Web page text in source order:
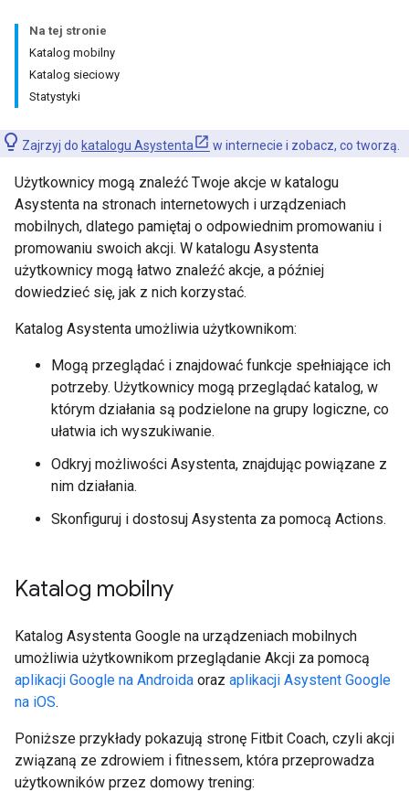
Na tej stronie
Katalog mobilny
Katalog sieciowy
Statystyki
Zajrzyj do katalogu Asystenta w internecie i zobacz, co tworzą.
Użytkownicy mogą znaleźć Twoje akcje w katalogu
Asystenta na stronach internetowych i urządzeniach
mobilnych, dlatego pamiętaj o odpowiednim promowaniu i
promowaniu swoich akcji. W katalogu Asystenta
użytkownicy mogą łatwo znaleźć akcje, a później
dowiedzieć się, jak z nich korzystać.
Katalog Asystenta umożliwia użytkownikom:
Mogą przeglądać i znajdować funkcje spełniające ich
potrzeby. Użytkownicy mogą przeglądać katalog, w
którym działania są podzielone na grupy logiczne, co
ułatwia ich wyszukiwanie.
Odkryj możliwości Asystenta, znajdując powiązane z
nim działania.
Skonfiguruj i dostosuj Asystenta za pomocą Actions.
Katalog mobilny
Katalog Asystenta Google na urządzeniach mobilnych
umożliwia użytkownikom przeglądanie Akcji za pomocą
aplikacji Google na Androida oraz aplikacji Asystent Google
na iOS.
Poniższe przykłady pokazują stronę Fitbit Coach, czyli akcji
związaną ze zdrowiem i fitnessem, która przeprowadza
użytkowników przez domowy trening: